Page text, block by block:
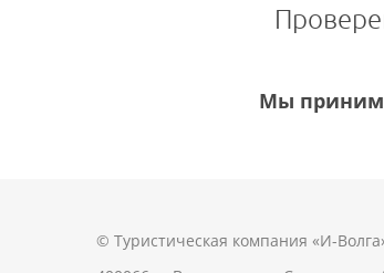
Мы
© Туристическая компания «И-